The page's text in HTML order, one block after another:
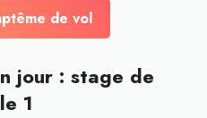
de vol
jour : stage de
1